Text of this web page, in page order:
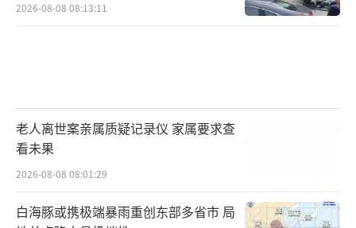
2026-08-08 08:13:11
老人离世案亲属质疑记录仪 家属要求查
看未果
2026-08-08 08:01:29
白海豚或携极端暴雨重创东部多省市 局